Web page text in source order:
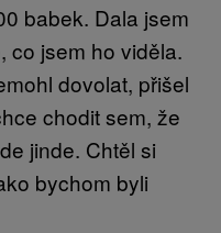
babek. Dala jsem
co jsem ho viděla.
dovolat, přišel
chodit sem, že
jinde. Chtěl si
bychom byli